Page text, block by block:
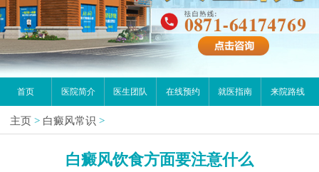
首页 医院简介 医生团队 在线预约 就医指南 来院路线
主页 > 白癜风常识 >
白癜风饮食方面要注意什么